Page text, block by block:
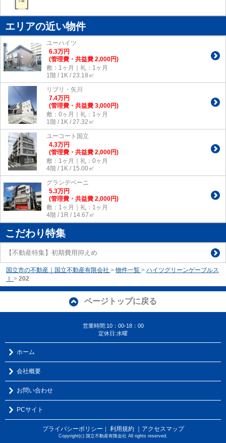
エリアの近い物件
ユーハイツ
6.3万円
(管理費・共益費 2,000円)
敷：1ヶ月｜礼：1ヶ月
1階 / 1K / 23.18㎡
リブリ・矢川
7.4万円
(管理費・共益費 3,000円)
敷：0ヶ月｜礼：1ヶ月
1階 / 1K / 27.32㎡
ユーコート国立
4.3万円
(管理費・共益費 2,000円)
敷：1ヶ月｜礼：0ヶ月
4階 / 1K / 15.00㎡
グランデベーニ
5.3万円
(管理費・共益費 2,000円)
敷：1ヶ月｜礼：1ヶ月
4階 / 1R / 14.67㎡
こだわり特集
【不動産特集】初期費用抑えめ
国立市の不動産｜国立不動産有限会社 > 物件一覧 > ハイツグリーンゲーブルス
Ⅰ > 202
ページトップに戻る
営業時間:10：00-18：00
定休日:水曜
ホーム
会社概要
お問い合わせ
PCサイト
プライバシーポリシー ｜ 利用規約 ｜アクセスマップ
Copyright(c) 国立不動産有限会社 All rights reserved.